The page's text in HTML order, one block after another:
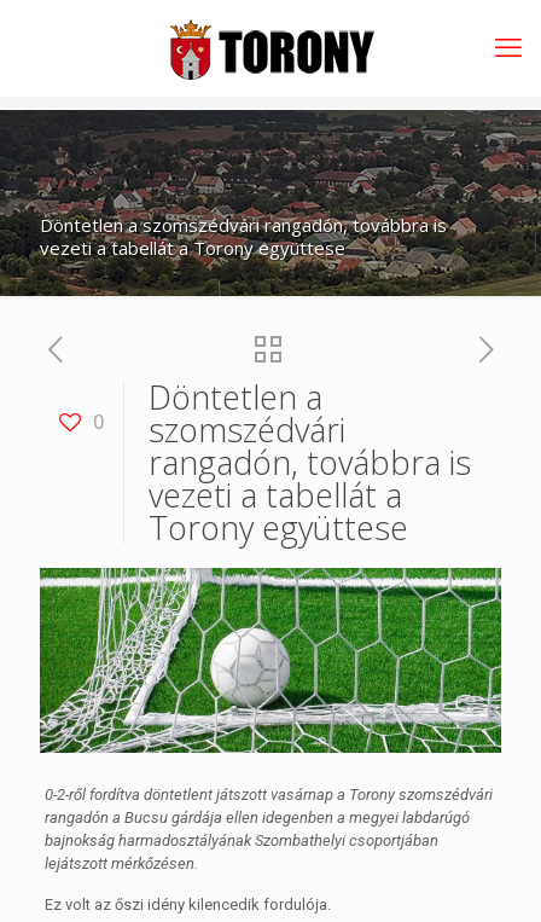
Döntetlen a szomszédvári rangadón, továbbra is
vezeti a tabellát a Torony együttese
0
Döntetlen a
szomszédvári
rangadón, továbbra is
vezeti a tabellát a
Torony együttese
0-2-ről fordítva döntetlent játszott vasárnap a Torony szomszédvári
rangadón a Bucsu gárdája ellen idegenben a megyei labdarúgó
bajnokság harmadosztályának Szombathelyi csoportjában
lejátszott mérkőzésen.
Ez volt az őszi idény kilencedik fordulója.